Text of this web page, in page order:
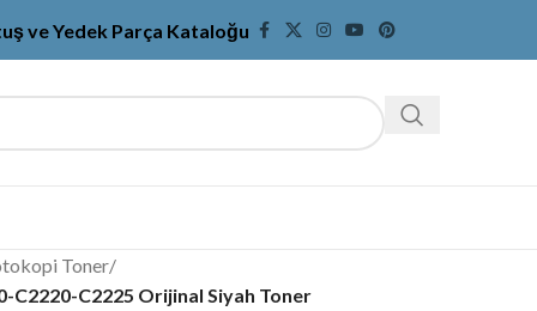
ve Yedek Parça Kataloğu
Toner/
C2220-C2225 Orijinal Siyah Toner